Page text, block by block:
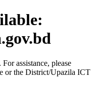
assistance, please
or the District/Upazila ICT